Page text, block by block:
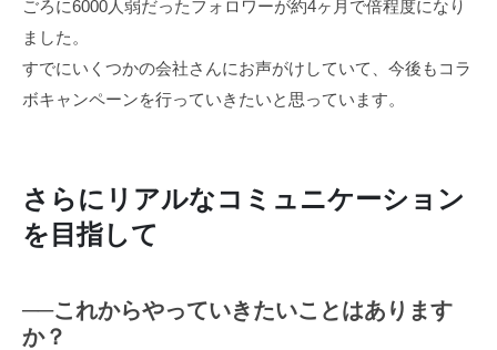
ごろに6000人弱だったフォロワーが約4ヶ月で倍程度になり
ました。
すでにいくつかの会社さんにお声がけしていて、今後もコラ
ボキャンペーンを行っていきたいと思っています。
さらにリアルなコミュニケーション
を目指して
──これからやっていきたいことはあります
か？